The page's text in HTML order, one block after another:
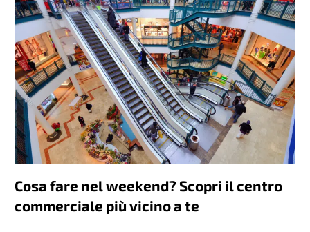
Cosa fare nel weekend? Scopri il centro
commerciale più vicino a te